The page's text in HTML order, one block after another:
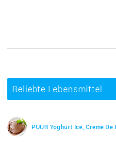
Beliebte Lebensmittel
PUUR Yoghurt Ice, Creme